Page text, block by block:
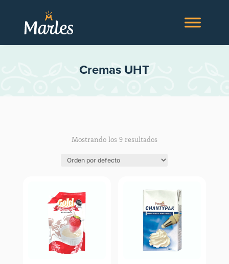
Cremas UHT
Mostrando los 9 resultados